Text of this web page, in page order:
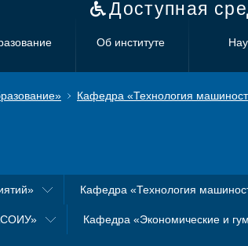
Доступная
Об институте
Кафедра «Технология
Кафедра «Технология
Кафедра «Экономические и